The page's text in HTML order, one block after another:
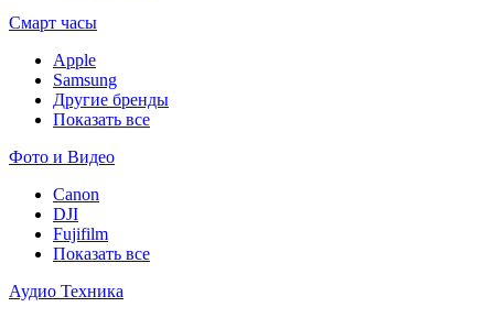
Смарт часы
Apple
Samsung
Другие бренды
Показать все
Фото и Видео
Canon
DJI
Fujifilm
Показать все
Аудио Техника